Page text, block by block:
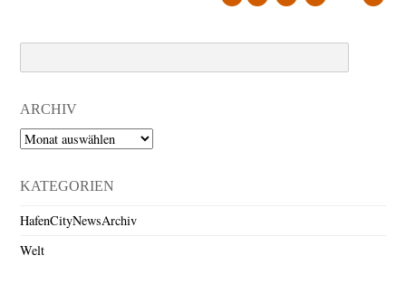
ARCHIV
Archiv
KATEGORIEN
HafenCityNewsArchiv
Welt